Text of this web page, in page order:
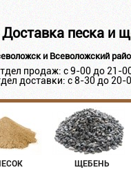
Доставка песка и
и Всеволожский
продаж: с 9-00 до 21-
доставки: с 8-30 до 20-
ЩЕБЕНЬ